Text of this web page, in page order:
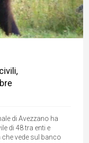
di Avezzano ha
di 48 tra enti e
vede sul banco